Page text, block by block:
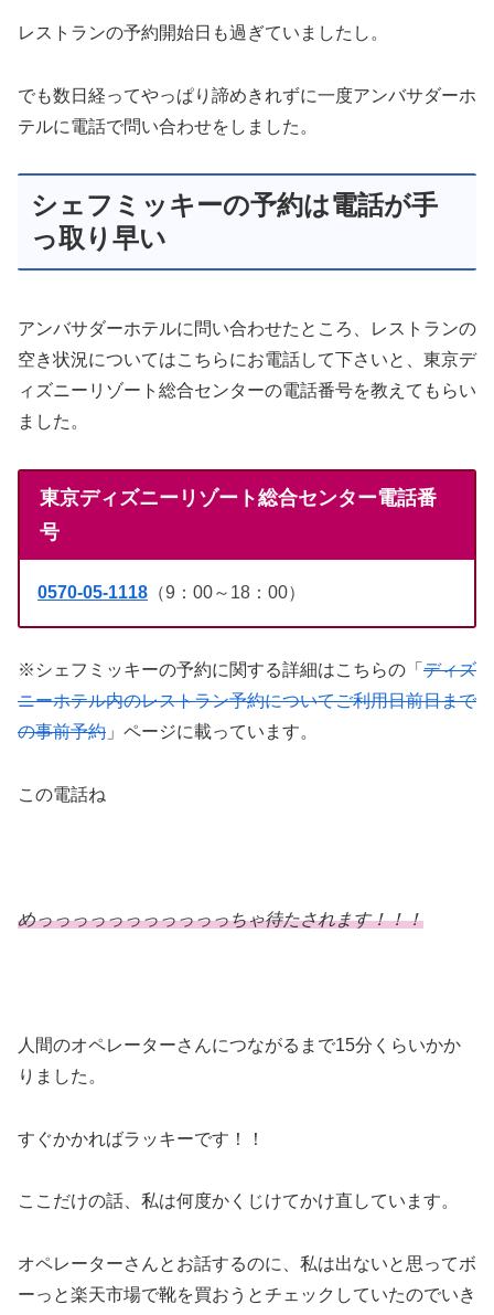
レストランの予約開始日も過ぎていましたし。
でも数日経ってやっぱり諦めきれずに一度アンバサダーホ
テルに電話で問い合わせをしました。
シェフミッキーの予約は電話が手
っ取り早い
アンバサダーホテルに問い合わせたところ、レストランの
空き状況についてはこちらにお電話して下さいと、東京デ
ィズニーリゾート総合センターの電話番号を教えてもらい
ました。
東京ディズニーリゾート総合センター電話番
号
0570-05-1118 （9：00～18：00）
※シェフミッキーの予約に関する詳細はこちらの「 ディズ
ニーホテル内のレストラン予約についてご利用日前日まで
の事前予約 」ページに載っています。
この電話ね
めっっっっっっっっっっっちゃ待たされます！！！
人間のオペレーターさんにつながるまで15分くらいかか
りました。
すぐかかればラッキーです！！
ここだけの話、私は何度かくじけてかけ直しています。
オペレーターさんとお話するのに、私は出ないと思ってボ
ーっと楽天市場で靴を買おうとチェックしていたのでいき